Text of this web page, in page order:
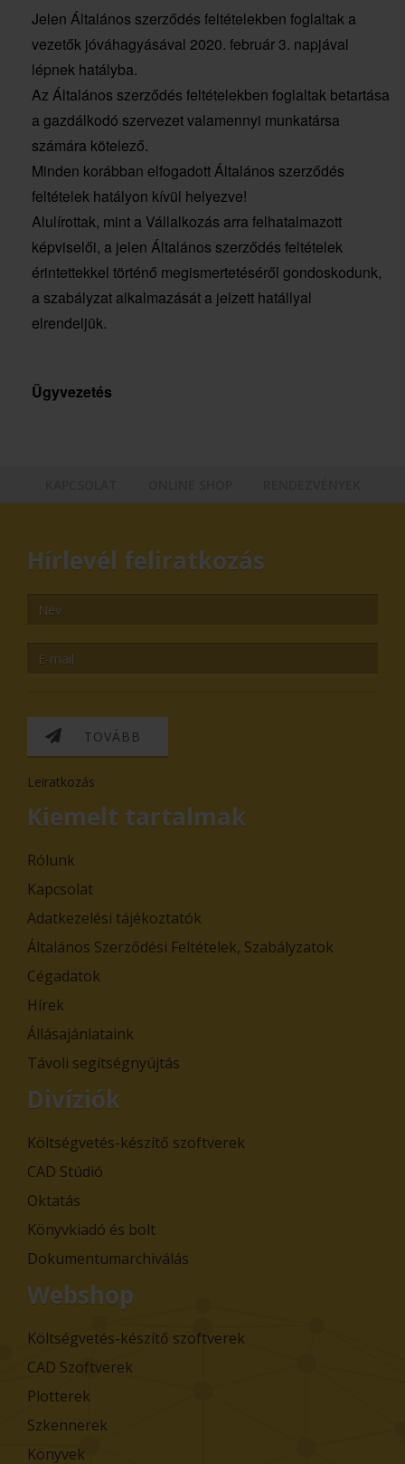
Jelen Általános szerződés feltételekben foglaltak a
vezetők jóváhagyásával 2020. február 3. napjával
lépnek hatályba.
Az Általános szerződés feltételekben foglaltak betartása
a gazdálkodó szervezet valamennyi munkatársa
számára kötelező.
Minden korábban elfogadott Általános szerződés
feltételek hatályon kívül helyezve!
Alulírottak, mint a Vállalkozás arra felhatalmazott
képviselői, a jelen Általános szerződés feltételek
érintettekkel történő megismertetéséről gondoskodunk,
a szabályzat alkalmazását a jelzett hatállyal
elrendeljük.
Ügyvezetés
Hírlevél feliratkozás
TOVÁBB
Leiratkozás
Kiemelt tartalmak
Rólunk
Kapcsolat
Adatkezelési tájékoztatók
Általános Szerződési Feltételek, Szabályzatok
Cégadatok
Hírek
Állásajánlataink
Távoli segítségnyújtás
Divíziók
Költségvetés-készítő szoftverek
CAD Stúdió
Oktatás
Könyvkiadó és bolt
Dokumentumarchiválás
Webshop
Költségvetés-készítő szoftverek
CAD Szoftverek
Plotterek
Szkennerek
Könyvek